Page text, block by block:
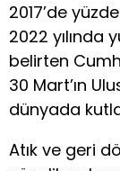
2017’de
2022 yılında
belirten
30 Mart’ın
dünyada
Atık ve geri